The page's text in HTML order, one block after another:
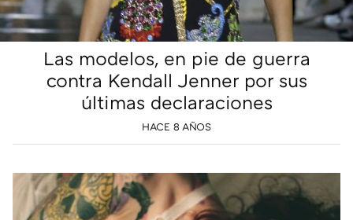
Las modelos, en pie de guerra
contra Kendall Jenner por sus
últimas declaraciones
HACE 8 AÑOS